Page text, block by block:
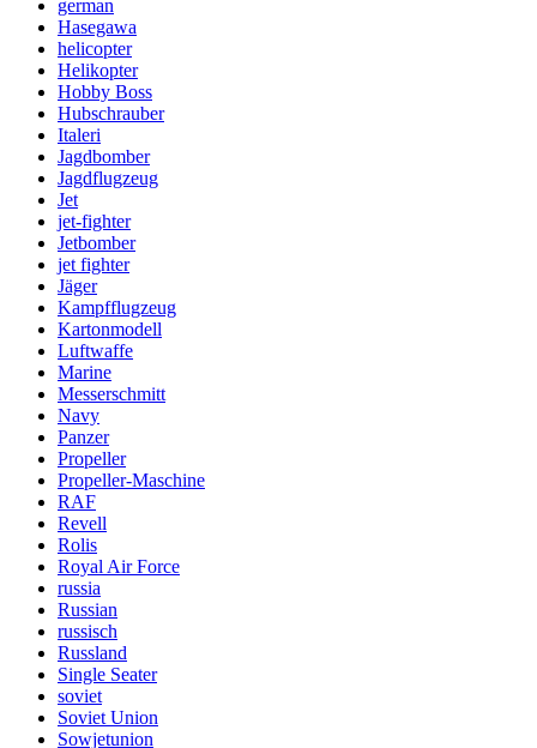
german
Hasegawa
helicopter
Helikopter
Hobby Boss
Hubschrauber
Italeri
Jagdbomber
Jagdflugzeug
Jet
jet-fighter
Jetbomber
jet fighter
Jäger
Kampfflugzeug
Kartonmodell
Luftwaffe
Marine
Messerschmitt
Navy
Panzer
Propeller
Propeller-Maschine
RAF
Revell
Rolis
Royal Air Force
russia
Russian
russisch
Russland
Single Seater
soviet
Soviet Union
Sowjetunion